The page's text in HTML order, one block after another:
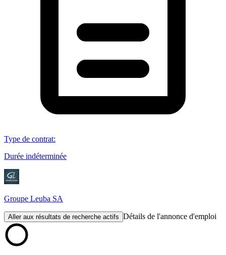
Type de contrat:
Durée indéterminée
Groupe Leuba SA
Aller aux résultats de recherche actifs Détails de l'annonce d'emploi